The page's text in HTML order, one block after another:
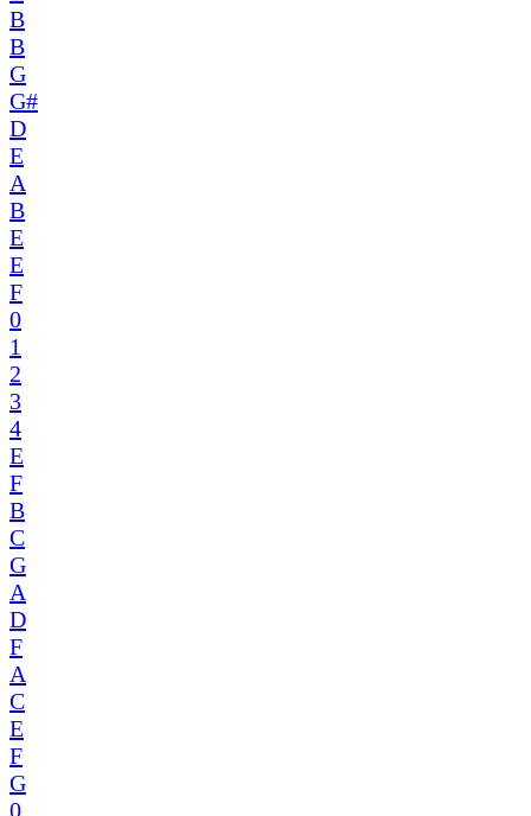
B
B
G
G#
D
E
A
B
E
E
F
0
1
2
3
4
E
F
B
C
G
A
D
F
A
C
E
F
G
0